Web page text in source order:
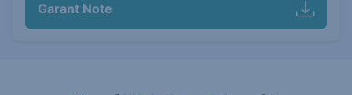
Garant Note